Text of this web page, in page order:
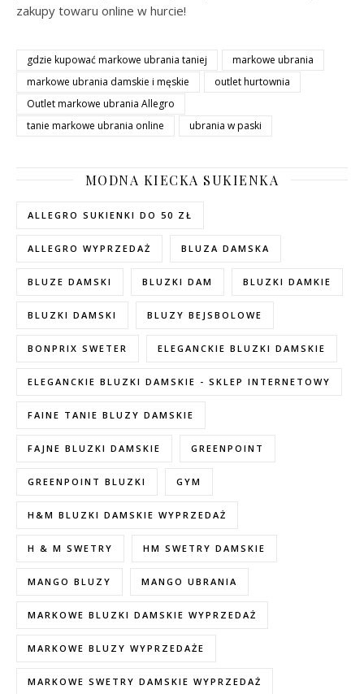
zakupy towaru online w hurcie!
gdzie kupować markowe ubrania taniej
markowe ubrania
markowe ubrania damskie i męskie
outlet hurtownia
Outlet markowe ubrania Allegro
tanie markowe ubrania online
ubrania w paski
MODNA KIECKA SUKIENKA
ALLEGRO SUKIENKI DO 50 ZŁ
ALLEGRO WYPRZEDAŻ BLUZA DAMSKA
BLUZE DAMSKI BLUZKI DAM BLUZKI DAMKIE
BLUZKI DAMSKI BLUZY BEJSBOLOWE
BONPRIX SWETER ELEGANCKIE BLUZKI DAMSKIE
ELEGANCKIE BLUZKI DAMSKIE - SKLEP INTERNETOWY
FAINE TANIE BLUZY DAMSKIE
FAJNE BLUZKI DAMSKIE GREENPOINT
GREENPOINT BLUZKI GYM
H&M BLUZKI DAMSKIE WYPRZEDAŻ
H & M SWETRY HM SWETRY DAMSKIE
MANGO BLUZY MANGO UBRANIA
MARKOWE BLUZKI DAMSKIE WYPRZEDAŻ
MARKOWE BLUZY WYPRZEDAŻE
MARKOWE SWETRY DAMSKIE WYPRZEDAŻ